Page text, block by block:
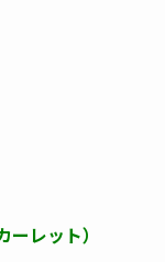
レット）